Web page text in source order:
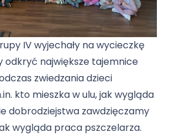
IV wyjechały na wycieczkę
odkryć największe tajemnice
zwiedzania dzieci
kto mieszka w ulu, jak wygląda
dobrodziejstwa zawdzięczamy
wygląda praca pszczelarza.